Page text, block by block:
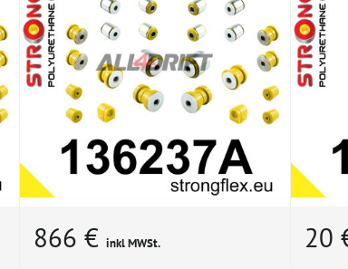
866 € inkl MWSt. 20